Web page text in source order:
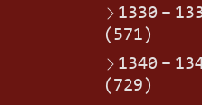
1330 –
(571)
1340 –
(729)